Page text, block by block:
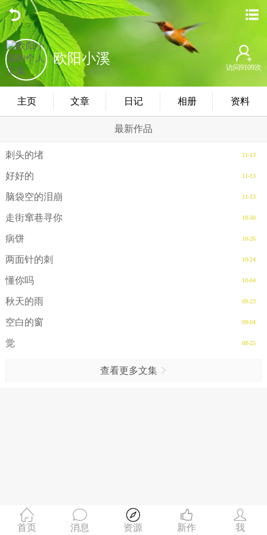
欧阳小溪
访问9109次
主页 文章 日记 相册 资料
最新作品
11-13
刺头的堵
11-13
好好的
11-13
脑袋空的泪崩
10-30
走街窜巷寻你
10-26
病饼
10-24
两面针的刺
10-04
懂你吗
09-23
秋天的雨
09-04
空白的窗
08-25
觉
查看更多文集
首页 消息 资源 新作 我